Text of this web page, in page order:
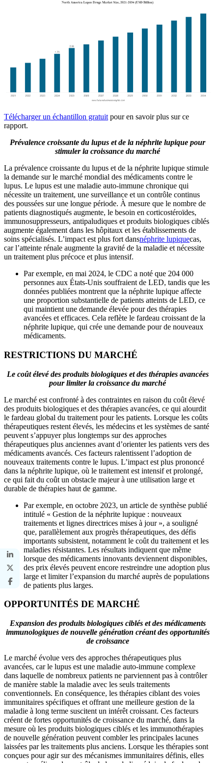
Télécharger un échantillon gratuit pour en savoir plus sur ce
rapport.
Prévalence croissante du lupus et de la néphrite lupique pour
stimuler la croissance du marché
La prévalence croissante du lupus et de la néphrite lupique stimule
la demande sur le marché mondial des médicaments contre le
lupus. Le lupus est une maladie auto-immune chronique qui
nécessite un traitement, une surveillance et un contrôle continus
des poussées sur une longue période. À mesure que le nombre de
patients diagnostiqués augmente, le besoin en corticostéroïdes,
immunosuppresseurs, antipaludiques et produits biologiques ciblés
augmente également dans les hôpitaux et les établissements de
soins spécialisés. L’impact est plus fort dansnéphrite lupiquecas,
car l’atteinte rénale augmente la gravité de la maladie et nécessite
un traitement plus précoce et plus intensif.
Par exemple, en mai 2024, le CDC a noté que 204 000
personnes aux États-Unis souffraient de LED, tandis que les
données publiées montrent que la néphrite lupique affecte
une proportion substantielle de patients atteints de LED, ce
qui maintient une demande élevée pour des thérapies
avancées et efficaces. Cela reflète le fardeau croissant de la
néphrite lupique, qui crée une demande pour de nouveaux
médicaments.
RESTRICTIONS DU MARCHÉ
Le coût élevé des produits biologiques et des thérapies avancées
pour limiter la croissance du marché
Le marché est confronté à des contraintes en raison du coût élevé
des produits biologiques et des thérapies avancées, ce qui alourdit
le fardeau global du traitement pour les patients. Lorsque les coûts
thérapeutiques restent élevés, les médecins et les systèmes de santé
peuvent s’appuyer plus longtemps sur des approches
thérapeutiques plus anciennes avant d’orienter les patients vers des
médicaments avancés. Ces facteurs ralentissent l’adoption de
nouveaux traitements contre le lupus. L’impact est plus prononcé
dans la néphrite lupique, où le traitement est intensif et prolongé,
ce qui fait du coût un obstacle majeur à une utilisation large et
durable de thérapies haut de gamme.
Par exemple, en octobre 2023, un article de synthèse publié
intitulé « Gestion de la néphrite lupique : nouveaux
traitements et lignes directrices mises à jour », a souligné
que, parallèlement aux progrès thérapeutiques, des défis
importants subsistent, notamment le coût du traitement et les
maladies résistantes. Les résultats indiquent que même
lorsque des médicaments innovants deviennent disponibles,
des prix élevés peuvent encore restreindre une adoption plus
large et limiter l’expansion du marché auprès de populations
de patients plus larges.
OPPORTUNITÉS DE MARCHÉ
Expansion des produits biologiques ciblés et des médicaments
immunologiques de nouvelle génération créant des opportunités
de croissance
Le marché évolue vers des approches thérapeutiques plus
avancées, car le lupus est une maladie auto-immune complexe
dans laquelle de nombreux patients ne parviennent pas à contrôler
de manière stable la maladie avec les seuls traitements
conventionnels. En conséquence, les thérapies ciblant des voies
immunitaires spécifiques et offrant une meilleure gestion de la
maladie à long terme suscitent un intérêt croissant. Ces facteurs
créent de fortes opportunités de croissance du marché, dans la
mesure où les produits biologiques ciblés et les immunothérapies
de nouvelle génération peuvent combler les principales lacunes
laissées par les traitements plus anciens. Lorsque les thérapies sont
conçues pour agir sur des mécanismes immunitaires définis, elles